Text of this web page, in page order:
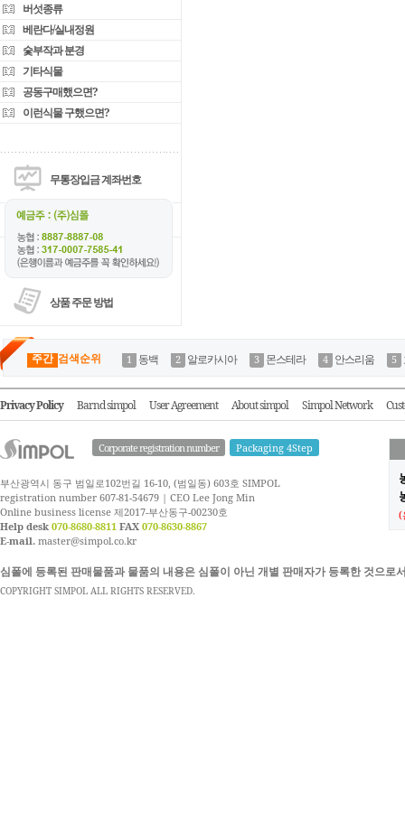
버섯종류
베란다/실내정원
숯부작과 분경
기타식물
공동구매했으면?
이런식물 구했으면?
무통장입금 계좌번호
상품 주문 방법
주간 검색순위 동백 알로카시아 몬스테라 안스리움
Privacy Policy Barnd simpol User Agreement About simpol Simpol Network
Corporate registration number Packaging 4Step
부산광역시 동구 범일로102번길 16-10, (범일동) 603호 SIMPOL
registration number 607-81-54679 | CEO Lee Jong Min
Online business license 제2017-부산동구-00230호
Help desk 070-8680-8811 FAX 070-8630-8867
E-mail. master@simpol.co.kr
(
심폴에 등록된 판매물품과 물품의 내용은 심폴이 아닌 개별 판매자가 등록한 것으
COPYRIGHT SIMPOL ALL RIGHTS RESERVED.